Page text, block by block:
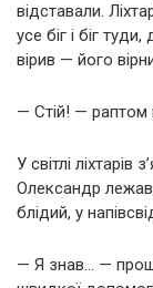
відставали.
усе біг і біг
вірив — його
— Стій! — раптом
У світлі ліхтарів
Олександр
блідий, у
— Я знав… —